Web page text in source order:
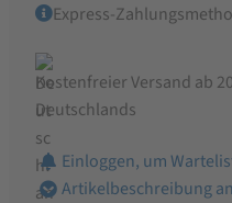
Express-
Kostenfreier Versand ab
Deutschlands
Einloggen, um
Artikelbeschreibung